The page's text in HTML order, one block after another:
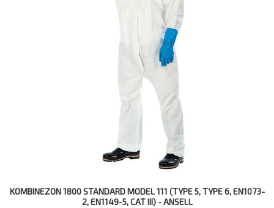
KOMBINEZON 1800 STANDARD MODEL 111 (TYPE 5, TYPE 6, EN1073-
2, EN1149-5, CAT III) - ANSELL